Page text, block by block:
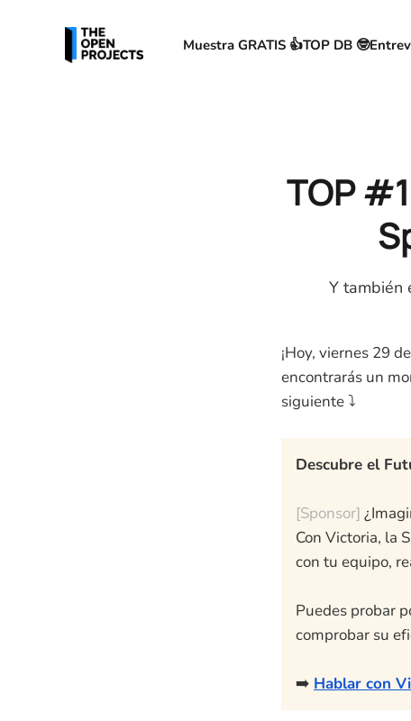
Muestra GRATIS 👍TOP DB 🤓
TOP
Y también
¡Hoy, viernes 29
encontrarás un
siguiente ⤵️
Descubre el
[Sponsor]
Con Victoria, la
con tu equipo,
Puedes probar
comprobar su
➡️ Hablar con